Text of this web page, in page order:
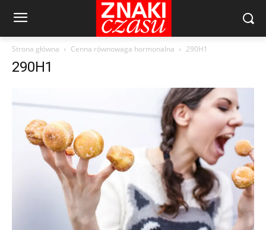
Strona główna Cenna równowaga hormonalna 290H1
290H1